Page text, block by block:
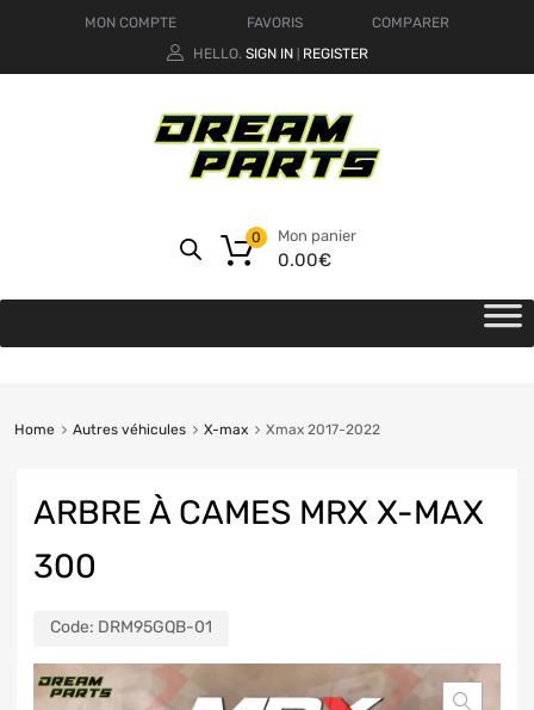
MON COMPTE FAVORIS
COMPARER
HELLO. SIGN IN REGISTER
Mon panier
0.00€
0
Home Autres véhicules X-max Xmax 2017-2022
ARBRE À CAMES MRX X-MAX
300
Code: DRM95GQB-01